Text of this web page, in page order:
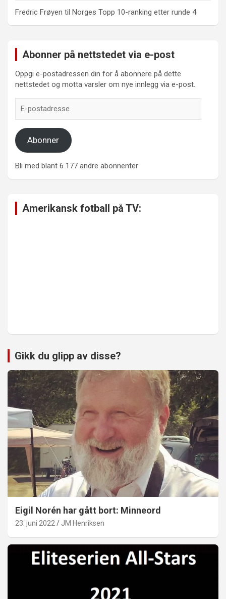
Fredric Frøyen til Norges Topp 10-ranking etter runde 4
Abonner på nettstedet via e-post
Oppgi e-postadressen din for å abonnere på dette
nettstedet og motta varsler om nye innlegg via e-post.
postadresse
Abonner
Bli med blant 6 177 andre abonnenter
Amerikansk fotball på TV:
Gikk du glipp av disse?
Eigil Norén har gått bort: Minneord
23. juni 2022 JM Henriksen